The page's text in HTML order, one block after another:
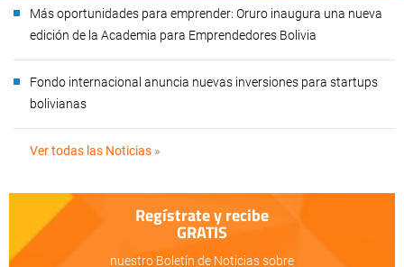
Más oportunidades para emprender: Oruro inaugura una nueva
edición de la Academia para Emprendedores Bolivia
Fondo internacional anuncia nuevas inversiones para startups
bolivianas
Ver todas las Noticias »
Regístrate y recibe
GRATIS
nuestro Boletín de Noticias sobre